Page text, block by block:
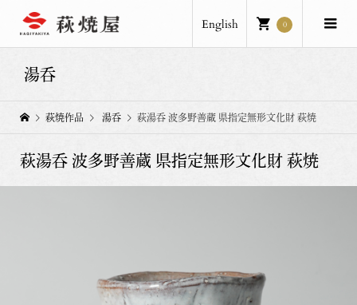
English 0
湯呑
萩焼作品 湯呑 萩湯呑 波多野善蔵 県指定無形文化財 萩焼
萩湯呑 波多野善蔵 県指定無形文化財 萩焼